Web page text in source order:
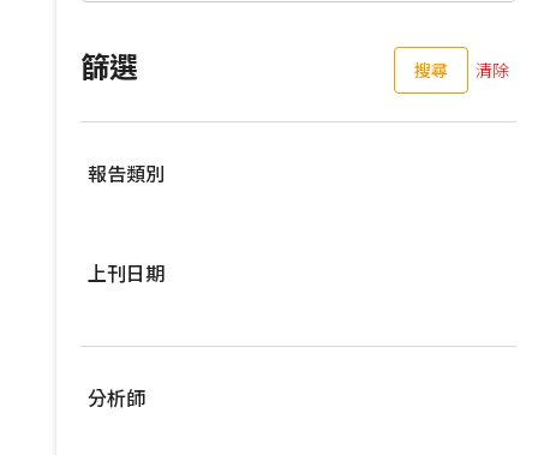
篩選 搜尋 清除
報告類別
亞洲供應鏈
寬頻與無線
上刊日期
分析師